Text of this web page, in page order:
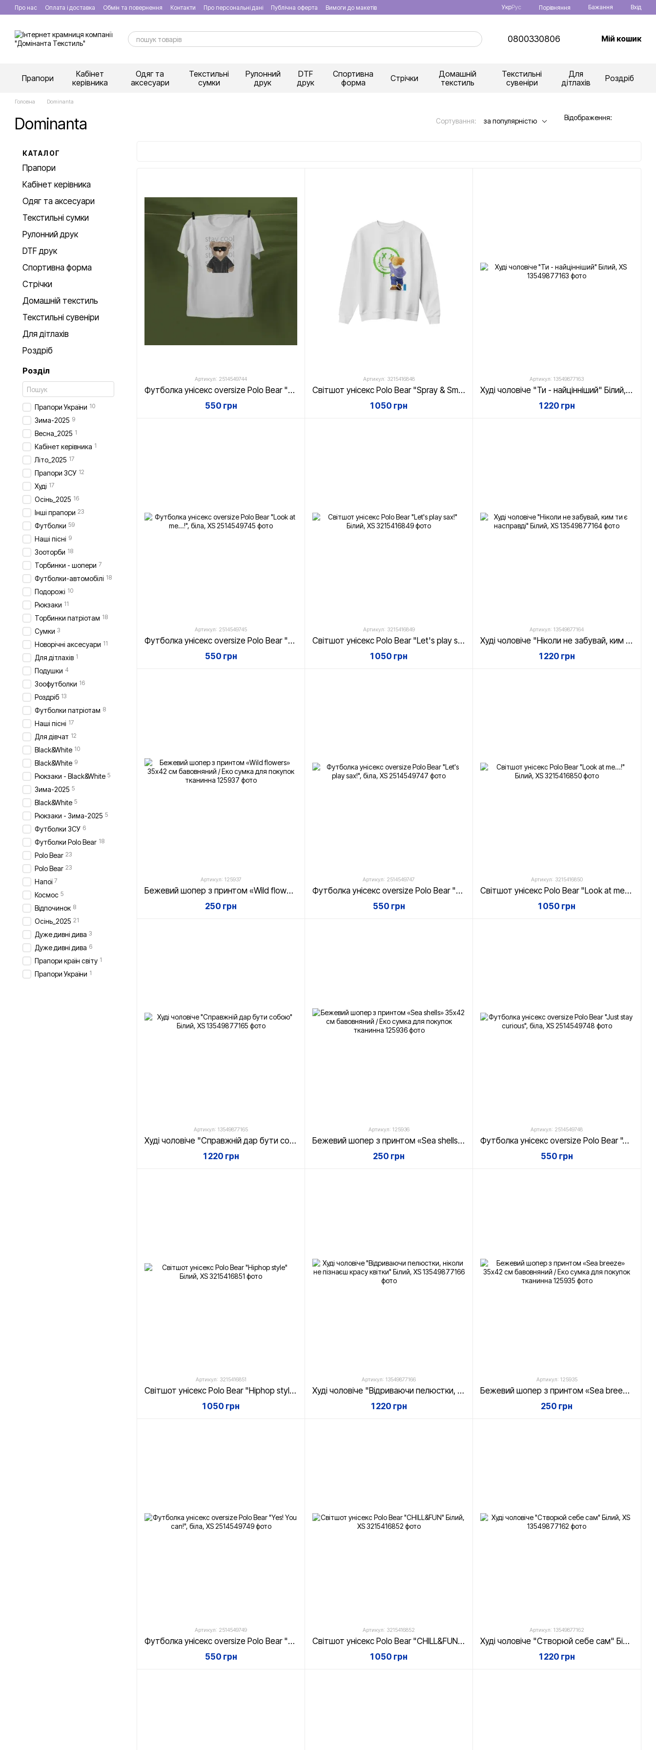
Перейти к основному контенту
Про нас Оплата і доставка Обмін та повернення Контакти Про персональні дані Публічна оферта Вимоги до макетів УкрРус Порівняння Бажання Вхід
0800330806 Мій кошик
Прапори
Кабінет
керівника
Одяг та
аксесуари
Текстильні
сумки
Рулонний
друк
DTF
друк
Спортивна
форма
Стрічки
Домашній
текстиль
Текстильні
сувеніри
Для
дітлахів
Роздріб
Головна Dominanta
Dominanta Сортування: за популярністю Відображення:
Артикул: 2514549744
Футболка унісекс oversize Polo Bear "Stay cool", біла, XS
550 грн
Артикул: 3215416848
Світшот унісекс Polo Bear "Spray & Smile" Білий, XS
1 050 грн
Артикул: 13549877163
Худі чоловіче "Ти - найцінніший" Білий, XS
1 220 грн
Артикул: 2514549745
Футболка унісекс oversize Polo Bear "Look at me...!", біла, XS
550 грн
Артикул: 3215416849
Світшот унісекс Polo Bear "Let's play sax!" Білий, XS
1 050 грн
Артикул: 13549877164
Худі чоловіче "Ніколи не забувай, ким ти є насправді" Білий, XS
1 220 грн
Артикул: 125937
Бежевий шопер з принтом «Wild flowers» 35х42 см бавовняний / Еко сумка для покупок тканинна
250 грн
Артикул: 2514549747
Футболка унісекс oversize Polo Bear "Let's play sax!", біла, XS
550 грн
Артикул: 3215416850
Світшот унісекс Polo Bear "Look at me...!" Білий, XS
1 050 грн
Артикул: 13549877165
Худі чоловіче "Справжній дар бути собою" Білий, XS
1 220 грн
Артикул: 125936
Бежевий шопер з принтом «Sea shells» 35х42 см бавовняний / Еко сумка для покупок тканинна
250 грн
Артикул: 2514549748
Футболка унісекс oversize Polo Bear "Just stay curious", біла, XS
550 грн
Артикул: 3215416851
Світшот унісекс Polo Bear "Hiphop style" Білий, XS
1 050 грн
Артикул: 13549877166
Худі чоловіче "Відриваючи пелюстки, ніколи не пізнаєш красу квітки" Білий, XS
1 220 грн
Артикул: 125935
Бежевий шопер з принтом «Sea breeze» 35х42 см бавовняний / Еко сумка для покупок тканинна
250 грн
Артикул: 2514549749
Футболка унісекс oversize Polo Bear "Yes! You can!", біла, XS
550 грн
Артикул: 3215416852
Світшот унісекс Polo Bear "CHILL&FUN" Білий, XS
1 050 грн
Артикул: 13549877162
Худі чоловіче "Створюй себе сам" Білий, XS
1 220 грн
КАТАЛОГ
Прапори
Кабінет керівника
Одяг та аксесуари
Текстильні сумки
Рулонний друк
DTF друк
Спортивна форма
Стрічки
Домашній текстиль
Текстильні сувеніри
Для дітлахів
Роздріб
Розділ
Прапори України 10
Зима-2025 9
Весна_2025 1
Кабінет керівника 1
Літо_2025 17
Прапори ЗСУ 12
Худі 17
Осінь_2025 16
Інші прапори 23
Футболки 59
Наші пісні 9
Зооторби 18
Торбинки - шопери 7
Футболки-автомобілі 18
Подорожі 10
Рюкзаки 11
Торбинки патріотам 18
Сумки 3
Новорічні аксесуари 11
Для дітлахів 1
Подушки 4
Зоофутболки 16
Роздріб 13
Футболки патріотам 8
Наші пісні 17
Для дівчат 12
Black&White 10
Black&White 9
Рюкзаки - Black&White 5
Зима-2025 5
Black&White 5
Рюкзаки - Зима-2025 5
Футболки ЗСУ 6
Футболки Polo Bear 18
Polo Bear 23
Polo Bear 23
Напої 7
Космос 5
Відпочинок 8
Осінь_2025 21
Дуже дивні дива 3
Дуже дивні дива 6
Прапори країн світу 1
Прапори України 1